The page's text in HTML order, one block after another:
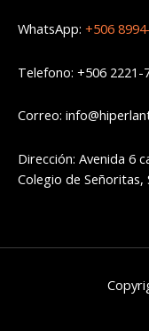
WhatsApp: +506
Telefono: +506 2221-
Correo:
Dirección: Avenida 6
Colegio de Señoritas,